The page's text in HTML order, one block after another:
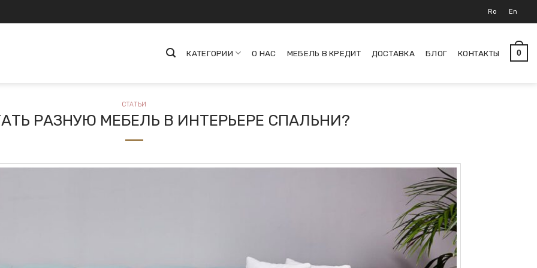
Ro En
КАТЕГОРИИ О НАС МЕБЕЛЬ В КРЕДИТ ДОСТАВКА БЛОГ КОНТАКТЫ 0
СТАТЬИ
РАЗНУЮ МЕБЕЛЬ В ИНТЕРЬЕРЕ СПАЛЬНИ?